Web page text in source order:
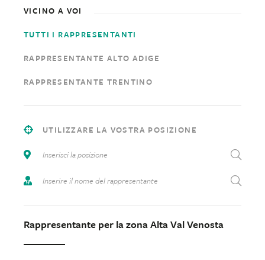
VICINO A VOI
TUTTI I RAPPRESENTANTI
RAPPRESENTANTE ALTO ADIGE
RAPPRESENTANTE TRENTINO
UTILIZZARE LA VOSTRA POSIZIONE
Inserisci la posizione
Inserire il nome del rappresentante
Rappresentante per la zona Alta Val Venosta